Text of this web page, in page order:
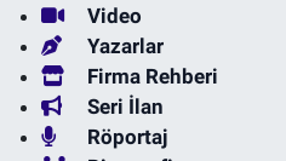
Video
Yazarlar
Firma Rehberi
Seri İlan
Röportaj